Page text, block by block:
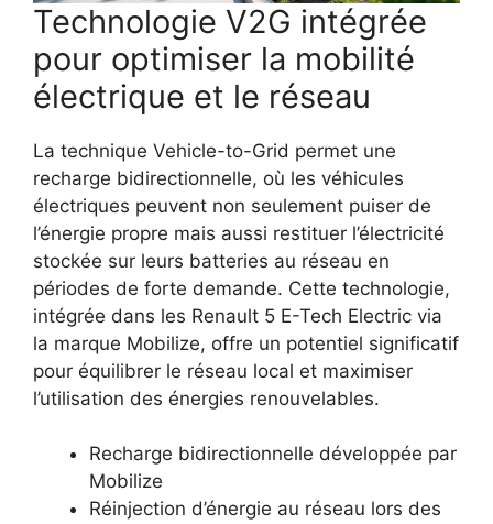
Technologie V2G intégrée
pour optimiser la mobilité
électrique et le réseau
La technique Vehicle-to-Grid permet une
recharge bidirectionnelle, où les véhicules
électriques peuvent non seulement puiser de
l’énergie propre mais aussi restituer l’électricité
stockée sur leurs batteries au réseau en
périodes de forte demande. Cette technologie,
intégrée dans les Renault 5 E-Tech Electric via
la marque Mobilize, offre un potentiel significatif
pour équilibrer le réseau local et maximiser
l’utilisation des énergies renouvelables.
Recharge bidirectionnelle développée par
Mobilize
Réinjection d’énergie au réseau lors des